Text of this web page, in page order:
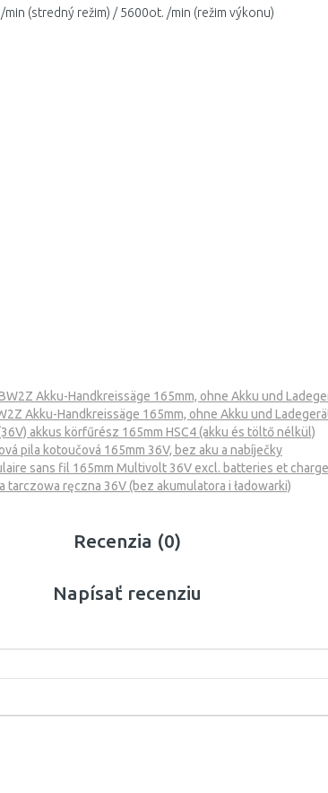
(stredný režim) / 5600ot. /min (režim výkonu)
Akku-Handkreissäge 165mm, ohne Akku und
Akku-Handkreissäge 165mm, ohne Akku und
akkus körfűrész 165mm HSC4 (akku és töltő nélkül)
pila kotoučová 165mm 36V, bez aku a nabíječky
sans fil 165mm Multivolt 36V excl. batteries et
tarczowa ręczna 36V (bez akumulatora i ładowarki)
Recenzia (0)
Napísať recenziu